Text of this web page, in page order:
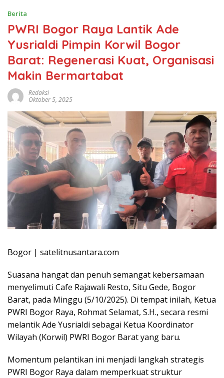
Berita
PWRI Bogor Raya Lantik Ade
Yusrialdi Pimpin Korwil Bogor
Barat: Regenerasi Kuat, Organisasi
Makin Bermartabat
Redaksi
Oktober 5, 2025
Bogor | satelitnusantara.com
Suasana hangat dan penuh semangat kebersamaan
menyelimuti Cafe Rajawali Resto, Situ Gede, Bogor
Barat, pada Minggu (5/10/2025). Di tempat inilah, Ketua
PWRI Bogor Raya, Rohmat Selamat, S.H., secara resmi
melantik Ade Yusrialdi sebagai Ketua Koordinator
Wilayah (Korwil) PWRI Bogor Barat yang baru.
Momentum pelantikan ini menjadi langkah strategis
PWRI Bogor Raya dalam memperkuat struktur